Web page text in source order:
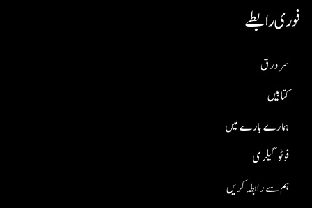
فوری رابطے
ہم سے رابطہ کریں
فوٹو گیلری
ہمارے بارے میں
کتابیں
سر ورق